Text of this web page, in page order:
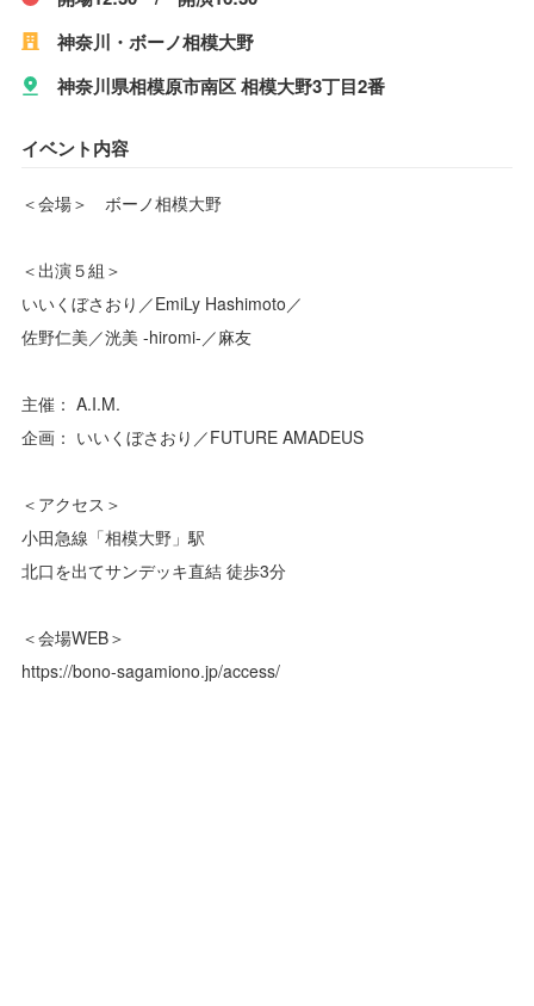
神奈川・ボーノ相模大野
神奈川県相模原市南区 相模大野3丁目2番
イベント内容
＜会場＞ ボーノ相模大野
＜出演５組＞
いいくぼさおり／EmiLy Hashimoto／
佐野仁美／洸美 -hiromi-／麻友
主催： A.I.M.
企画： いいくぼさおり／FUTURE AMADEUS
＜アクセス＞
小田急線「相模大野」駅
北口を出てサンデッキ直結 徒歩3分
＜会場WEB＞
https://bono-sagamiono.jp/access/